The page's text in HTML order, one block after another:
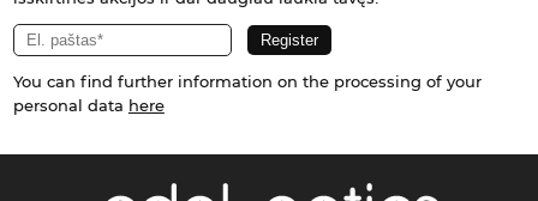
You can find further information on the processing of your
personal data here